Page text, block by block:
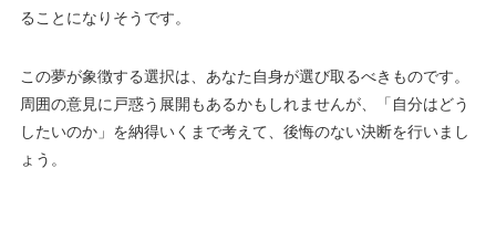
ることになりそうです。
この夢が象徴する選択は、あなた自身が選び取るべきものです。
周囲の意見に戸惑う展開もあるかもしれませんが、「自分はどう
したいのか」を納得いくまで考えて、後悔のない決断を行いまし
ょう。